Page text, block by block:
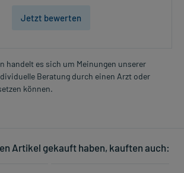
Jetzt bewerten
handelt es sich um Meinungen unserer
Beratung durch einen Arzt oder
können.
Artikel gekauft haben, kauften auch: